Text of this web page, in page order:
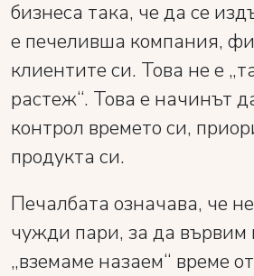
бизнеса така, че да се
е печеливша компания,
клиентите си. Това не е
растеж“. Това е начинът
контрол времето си,
продукта си.
Печалбата означава, че
чужди пари, за да вървим
„вземаме назаем“ време